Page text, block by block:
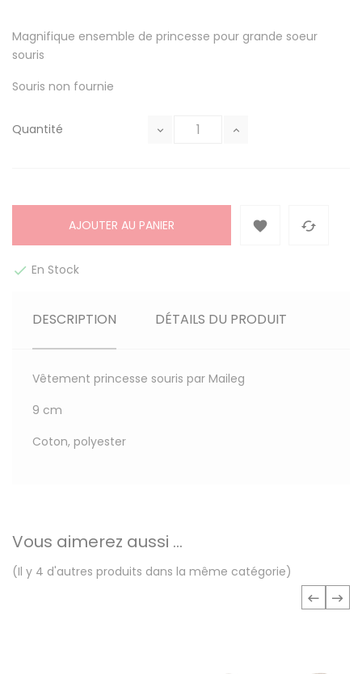
Magnifique ensemble de princesse pour grande soeur
souris
Souris non fournie
Quantité
AJOUTER AU PANIER  
 En Stock
DESCRIPTION DÉTAILS DU PRODUIT
Vêtement princesse souris par Maileg
9 cm
Coton, polyester
Vous aimerez aussi ...
(Il y 4 d'autres produits dans la même catégorie)